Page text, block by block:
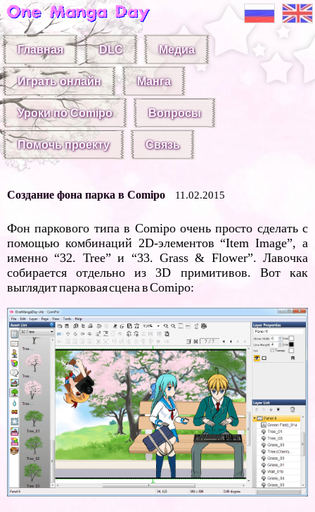
Главная DLC Медиа
Играть онлайн Манга
Уроки по Comipo Вопросы
Помочь проекту Связь
Создание фона парка в Comipo 11.02.2015
Фон паркового типа в Comipo очень просто сделать с
помощью комбинаций 2D-элементов “Item Image”, а
именно “32. Tree” и “33. Grass & Flower”. Лавочка
собирается отдельно из 3D примитивов. Вот как
выглядит парковая сцена в Comipo: